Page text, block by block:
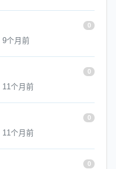
0
9个月前
0
11个月前
0
11个月前
0